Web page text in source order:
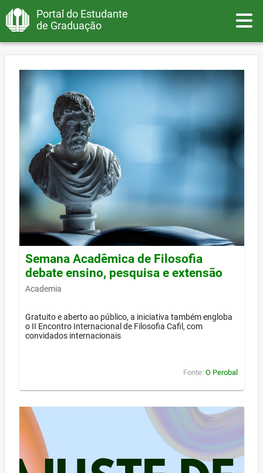
Portal do Estudante
de Graduação
Semana Acadêmica de Filosofia
debate ensino, pesquisa e extensão
Academia
Gratuito e aberto ao público, a iniciativa também engloba
o II Encontro Internacional de Filosofia Cafil, com
convidados internacionais
Fonte: O Perobal